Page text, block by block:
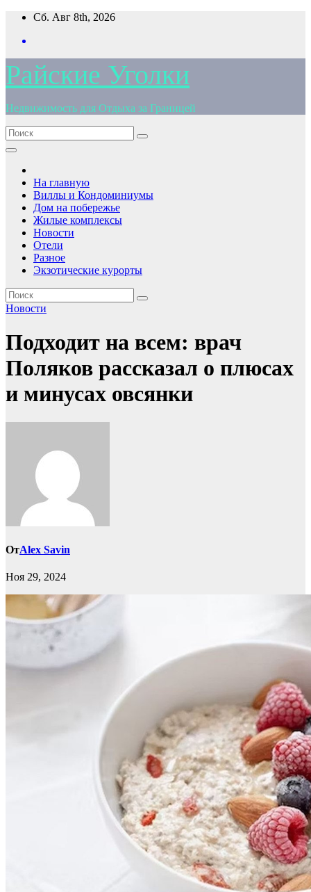
Перейти
содержимому
Сб. Авг 8th, 2026
Райские Уголки
Недвижимость для Отдыха за Границей
На главную
Виллы и Кондоминиумы
Дом на побережье
Жилые комплексы
Новости
Отели
Разное
Экзотические курорты
Новости
Подходит на всем: врач
Поляков рассказал о плюсах
и минусах овсянки
ОтAlex Savin
Ноя 29, 2024